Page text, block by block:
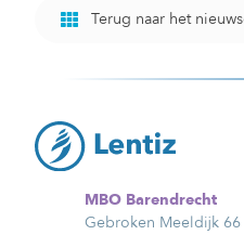
Terug naar het
MBO Barendrecht
Gebroken Meeldijk 66